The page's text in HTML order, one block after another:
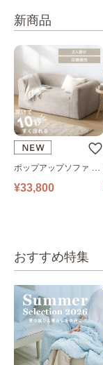
新商品
ポップアップソファ ソ
ファ フロアソファ 幅14
¥33,800
おすすめ特集